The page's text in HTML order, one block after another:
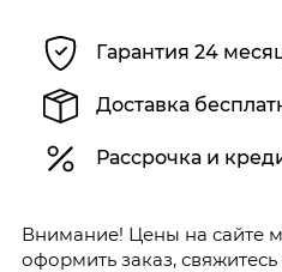
Гарантия 24
Доставка
Рассрочка и
Внимание! Цены на сайте
оформить заказ,